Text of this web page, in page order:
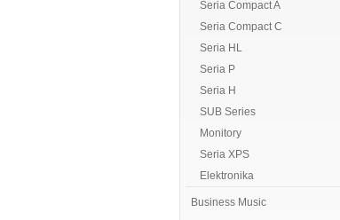
Seria Compact A
Seria Compact C
Seria HL
Seria P
Seria H
SUB Series
Monitory
Seria XPS
Elektronika
Business Music